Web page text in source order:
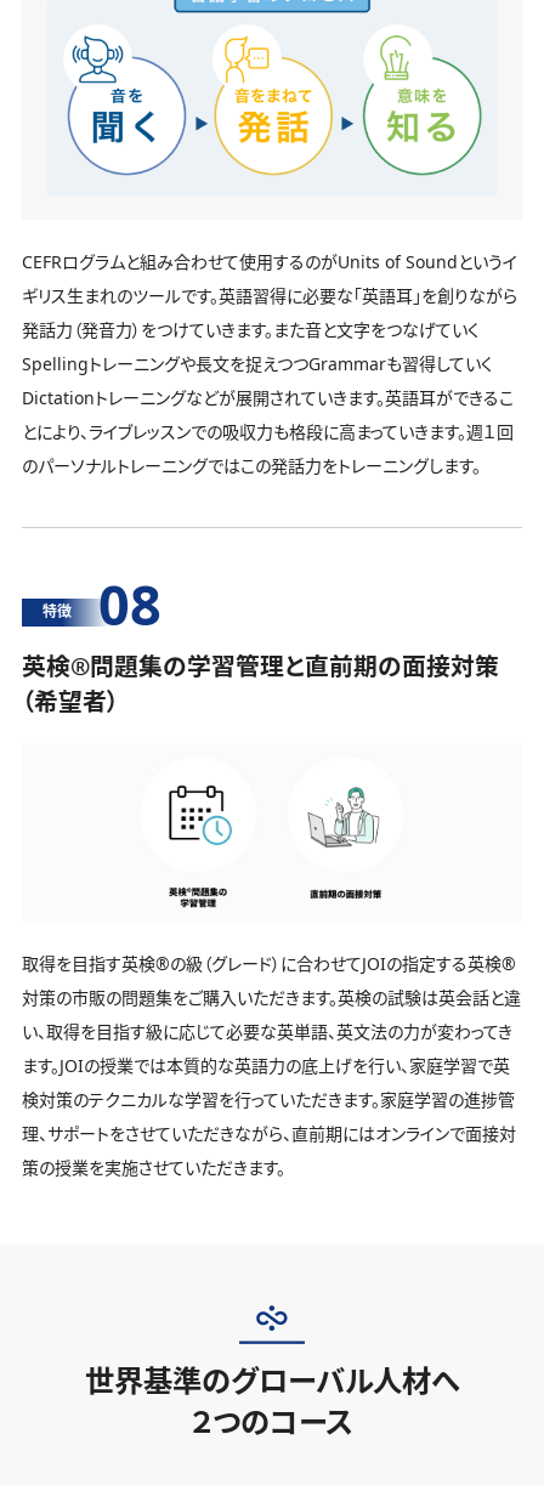
CEFRログラムと組み合わせて使用するのがUnits of Soundというイ
ギリス生まれのツールです。英語習得に必要な「英語耳」を創りながら
発話力（発音力）をつけていきます。また音と文字をつなげていく
Spellingトレーニングや長文を捉えつつGrammarも習得していく
Dictationトレーニングなどが展開されていきます。英語耳ができるこ
とにより、ライブレッスンでの吸収力も格段に高まっていきます。週１回
のパーソナルトレーニングではこの発話力をトレーニングします。
特徴 08
英検®️問題集の学習管理と直前期の面接対策
（希望者）
取得を目指す英検®️の級（グレード）に合わせてJOIの指定する英検®️
対策の市販の問題集をご購入いただきます。英検の試験は英会話と違
い、取得を目指す級に応じて必要な英単語、英文法の力が変わってき
ます。JOIの授業では本質的な英語力の底上げを行い、家庭学習で英
検対策のテクニカルな学習を行っていただきます。家庭学習の進捗管
理、サポートをさせていただきながら、直前期にはオンラインで面接対
策の授業を実施させていただきます。
世界基準のグローバル人材へ
２つのコース